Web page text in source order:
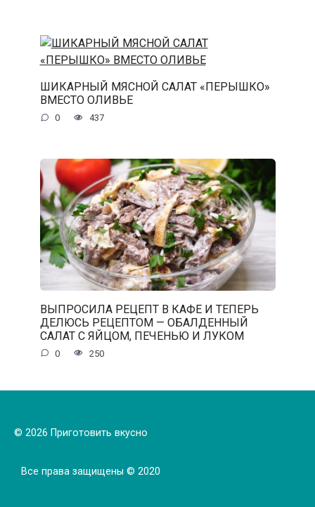
ШИКАРНЫЙ МЯСНОЙ САЛАТ «ПЕРЫШКО»
ВМЕСТО ОЛИВЬЕ
0 437
ВЫПРОСИЛА РЕЦЕПТ В КАФЕ И ТЕПЕРЬ
ДЕЛЮСЬ РЕЦЕПТОМ — ОБАЛДЕННЫЙ
САЛАТ С ЯЙЦОМ, ПЕЧЕНЬЮ И ЛУКОМ
0 250
© 2026 Приготовить вкусно
Все права защищены © 2020